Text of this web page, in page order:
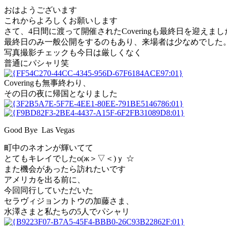
おはようございます
これからよろしくお願いします
さて、4日間に渡って開催されたCoveringも最終日を迎えまし
最終日のみ一般公開をするのもあり、来場者は少なめでした
写真撮影チェックも今日は厳しくなく
普通にパシャリ笑
Coveringも無事終わり、
その日の夜に帰国となりました
Good Bye Las Vegas
町中のネオンが輝いてて
とてもキレイでしたо(ж＞▽＜)ｙ ☆
また機会があったら訪れたいです
アメリカを出る前に、
今回同行していただいた
セラヴィジョンカトウの加藤さま、
水澤さまと私たちの5人でパシャリ